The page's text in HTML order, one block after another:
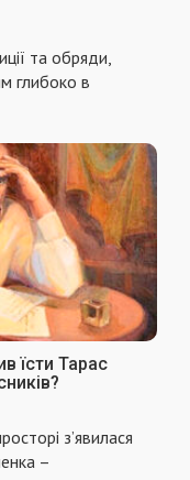
та обряди,
глибоко в
їсти Тарас
з’явилася
–